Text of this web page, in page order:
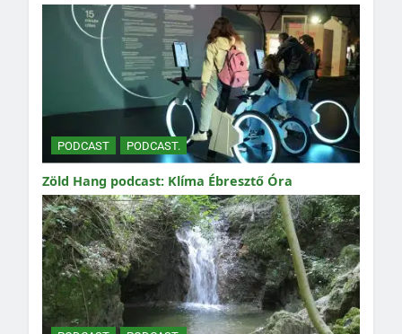
PODCAST PODCAST.
Zöld Hang podcast: Klíma Ébresztő Óra